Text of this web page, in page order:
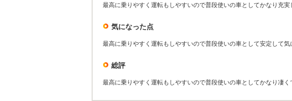
最高に乗りやすく運転もしやすいので普段使いの車としてかなり充実
気になった点
最高に乗りやすく運転もしやすいので普段使いの車として安定して気
総評
最高に乗りやすく運転もしやすいので普段使いの車としてかなり凄く